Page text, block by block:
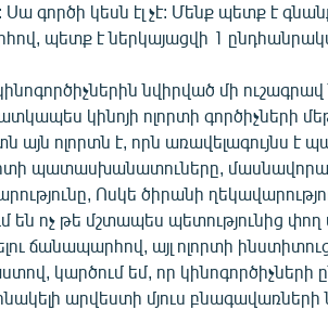
գործի կեսն էլ չէ: Մենք պետք է
պետք է ներկայացվի 1
նվիրված մի
կինոյի ոլորտի գործիչների
այն ոլորտն է, որն առավելագույնս
պատասխանատուները,
Ոսկե ծիրանի
են ոչ թե մշտապես պետությունից փող
ճանապարհով, այլ ոլորտի
կարծում եմ, որ
արվեստի մյուս բնագավառների